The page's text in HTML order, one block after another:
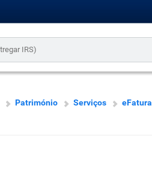
Património Serviços
eFatura